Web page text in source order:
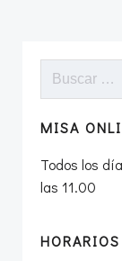
Buscar:
MISA
Todos los
las 11.00